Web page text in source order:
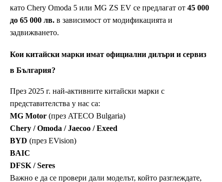
като Chery Omoda 5 или MG ZS EV се предлагат от 45 000
до 65 000 лв. в зависимост от модификацията и
задвижването.
Кои китайски марки имат официални дилъри и сервиз
в България?
През 2025 г. най-активните китайски марки с
представителства у нас са:
MG Motor (през ATECO Bulgaria)
Chery / Omoda / Jaecoo / Exeed
BYD (през EVision)
BAIC
DFSK / Seres
Важно е да се провери дали моделът, който разглеждате,